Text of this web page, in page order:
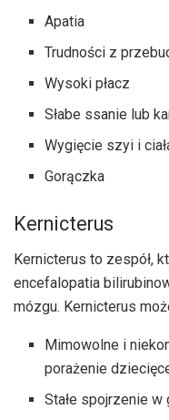
Apatia
Trudności z
Wysoki płacz
Słabe ssanie lub
Wygięcie szyi i
Gorączka
Kernicterus
Kernicterus to zespół,
encefalopatia
mózgu. Kernicterus
Mimowolne i
porażenie
Stałe spojrzenie w